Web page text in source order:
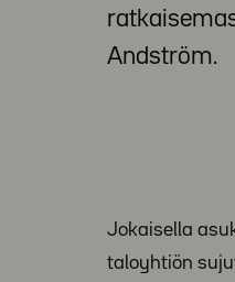
Andström.
Jokaisella
taloyhtiön